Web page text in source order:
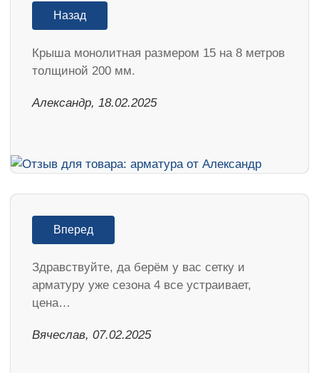
Назад
Крыша монолитная размером 15 на 8 метров
толщиной 200 мм.
Александр, 18.02.2025
Вперед
Здравствуйте, да берём у вас сетку и
арматуру уже сезона 4 все устраивает,
цена…
Вячеслав, 07.02.2025